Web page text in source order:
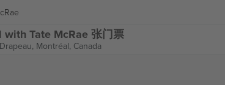
Tate McRae 张门票
Montréal, Canada